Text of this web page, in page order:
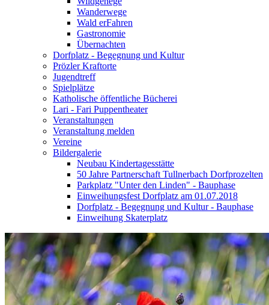
Wanderwege
Wald erFahren
Gastronomie
Übernachten
Dorfplatz - Begegnung und Kultur
Prözler Kraftorte
Jugendtreff
Spielplätze
Katholische öffentliche Bücherei
Lari - Fari Puppentheater
Veranstaltungen
Veranstaltung melden
Vereine
Bildergalerie
Neubau Kindertagesstätte
50 Jahre Partnerschaft Tullnerbach Dorfprozelten
Parkplatz "Unter den Linden" - Bauphase
Einweihungsfest Dorfplatz am 01.07.2018
Dorfplatz - Begegnung und Kultur - Bauphase
Einweihung Skaterplatz